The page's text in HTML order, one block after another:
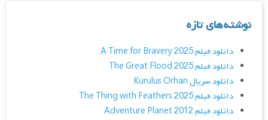
نوشته‌های تازه
دانلود فیلم A Time for Bravery 2025
دانلود فیلم The Great Flood 2025
دانلود سریال Kurulus Orhan
دانلود فیلم The Thing with Feathers 2025
دانلود فیلم Adventure Planet 2012